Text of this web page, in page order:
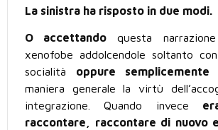
La sinistra ha risposto in due modi.
O accettando questa
xenofobe addolcendole soltanto
socialità oppure semplicemente
maniera generale la virtù
integrazione. Quando invece
raccontare, raccontare di nuovo